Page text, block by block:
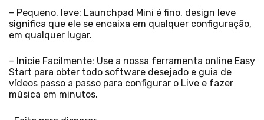
– Pequeno, leve: Launchpad Mini é fino, design leve
significa que ele se encaixa em qualquer configuração,
em qualquer lugar.
– Inicie Facilmente: Use a nossa ferramenta online Easy
Start para obter todo software desejado e guia de
vídeos passo a passo para configurar o Live e fazer
música em minutos.